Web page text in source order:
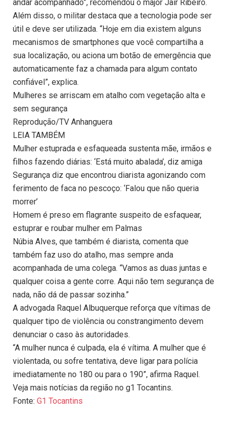
andar acompanhado”, recomendou o major Jair Ribeiro.
Além disso, o militar destaca que a tecnologia pode ser
útil e deve ser utilizada. “Hoje em dia existem alguns
mecanismos de smartphones que você compartilha a
sua localização, ou aciona um botão de emergência que
automaticamente faz a chamada para algum contato
confiável”, explica.
Mulheres se arriscam em atalho com vegetação alta e
sem segurança
Reprodução/TV Anhanguera
LEIA TAMBÉM
Mulher estuprada e esfaqueada sustenta mãe, irmãos e
filhos fazendo diárias: ‘Está muito abalada’, diz amiga
Segurança diz que encontrou diarista agonizando com
ferimento de faca no pescoço: ‘Falou que não queria
morrer’
Homem é preso em flagrante suspeito de esfaquear,
estuprar e roubar mulher em Palmas
Núbia Alves, que também é diarista, comenta que
também faz uso do atalho, mas sempre anda
acompanhada de uma colega. “Vamos as duas juntas e
qualquer coisa a gente corre. Aqui não tem segurança de
nada, não dá de passar sozinha.”
A advogada Raquel Albuquerque reforça que vítimas de
qualquer tipo de violência ou constrangimento devem
denunciar o caso às autoridades.
“A mulher nunca é culpada, ela é vítima. A mulher que é
violentada, ou sofre tentativa, deve ligar para polícia
imediatamente no 180 ou para o 190”, afirma Raquel.
Veja mais notícias da região no g1 Tocantins.
Fonte: G1 Tocantins